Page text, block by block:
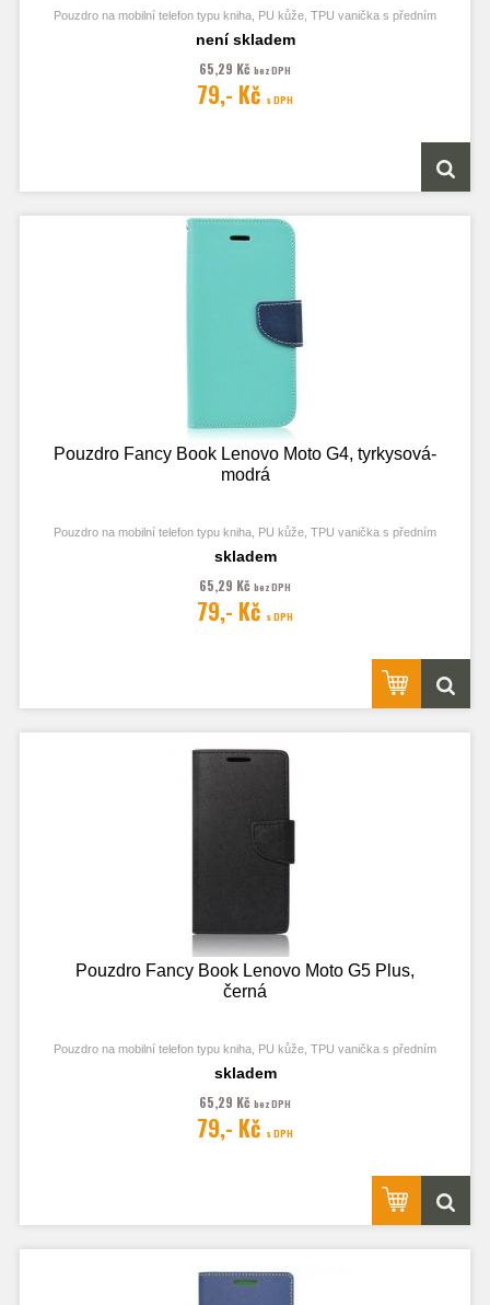
Pouzdro na mobilní telefon typu kniha, PU kůže, TPU vanička s předním
odklápěcím krytem, kapsy na karty, zavírání pomocí magnetu
Obrázek je pouze ilustrační a zobrazuje Stejná Pouzdra pro jiný model
není skladem
65,29 Kč bez DPH
79,- Kč s DPH
Pouzdro Fancy Book Lenovo Moto G4, tyrkysová-
modrá
Pouzdro na mobilní telefon typu kniha, PU kůže, TPU vanička s předním
Obrázek je pouze ilustrační a zobrazuje Stejná Pouzdra pro jiný model
skladem
65,29 Kč bez DPH
79,- Kč s DPH
Pouzdro Fancy Book Lenovo Moto G5 Plus,
černá
Pouzdro na mobilní telefon typu kniha, PU kůže, TPU vanička s předním
Obrázek je pouze ilustrační a zobrazuje Stejná Pouzdra pro jiný model
skladem
65,29 Kč bez DPH
79,- Kč s DPH